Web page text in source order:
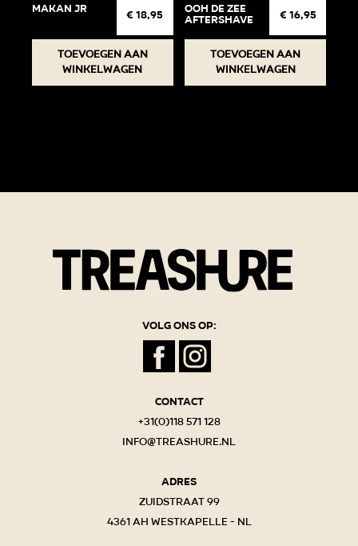
Makan jr € 18,95
Toevoegen aan
winkelwagen
ooh de zee
aftershave € 16,95
Toevoegen aan
winkelwagen
Volg ons op:
Contact
+31(0)118 571 128
info@treashure.nl
Adres
Zuidstraat 99
4361 AH Westkapelle - NL